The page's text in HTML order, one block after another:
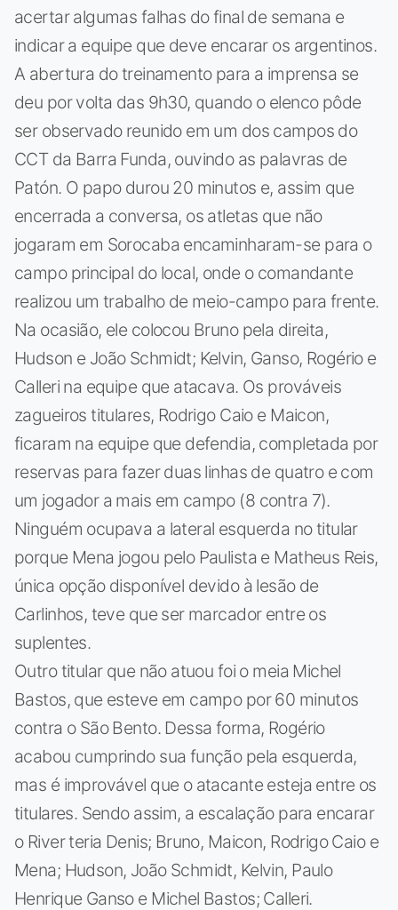
acertar algumas falhas do final de semana e
indicar a equipe que deve encarar os argentinos.
A abertura do treinamento para a imprensa se
deu por volta das 9h30, quando o elenco pôde
ser observado reunido em um dos campos do
CCT da Barra Funda, ouvindo as palavras de
Patón. O papo durou 20 minutos e, assim que
encerrada a conversa, os atletas que não
jogaram em Sorocaba encaminharam-se para o
campo principal do local, onde o comandante
realizou um trabalho de meio-campo para frente.
Na ocasião, ele colocou Bruno pela direita,
Hudson e João Schmidt; Kelvin, Ganso, Rogério e
Calleri na equipe que atacava. Os prováveis
zagueiros titulares, Rodrigo Caio e Maicon,
ficaram na equipe que defendia, completada por
reservas para fazer duas linhas de quatro e com
um jogador a mais em campo (8 contra 7).
Ninguém ocupava a lateral esquerda no titular
porque Mena jogou pelo Paulista e Matheus Reis,
única opção disponível devido à lesão de
Carlinhos, teve que ser marcador entre os
suplentes.
Outro titular que não atuou foi o meia Michel
Bastos, que esteve em campo por 60 minutos
contra o São Bento. Dessa forma, Rogério
acabou cumprindo sua função pela esquerda,
mas é improvável que o atacante esteja entre os
titulares. Sendo assim, a escalação para encarar
o River teria Denis; Bruno, Maicon, Rodrigo Caio e
Mena; Hudson, João Schmidt, Kelvin, Paulo
Henrique Ganso e Michel Bastos; Calleri.